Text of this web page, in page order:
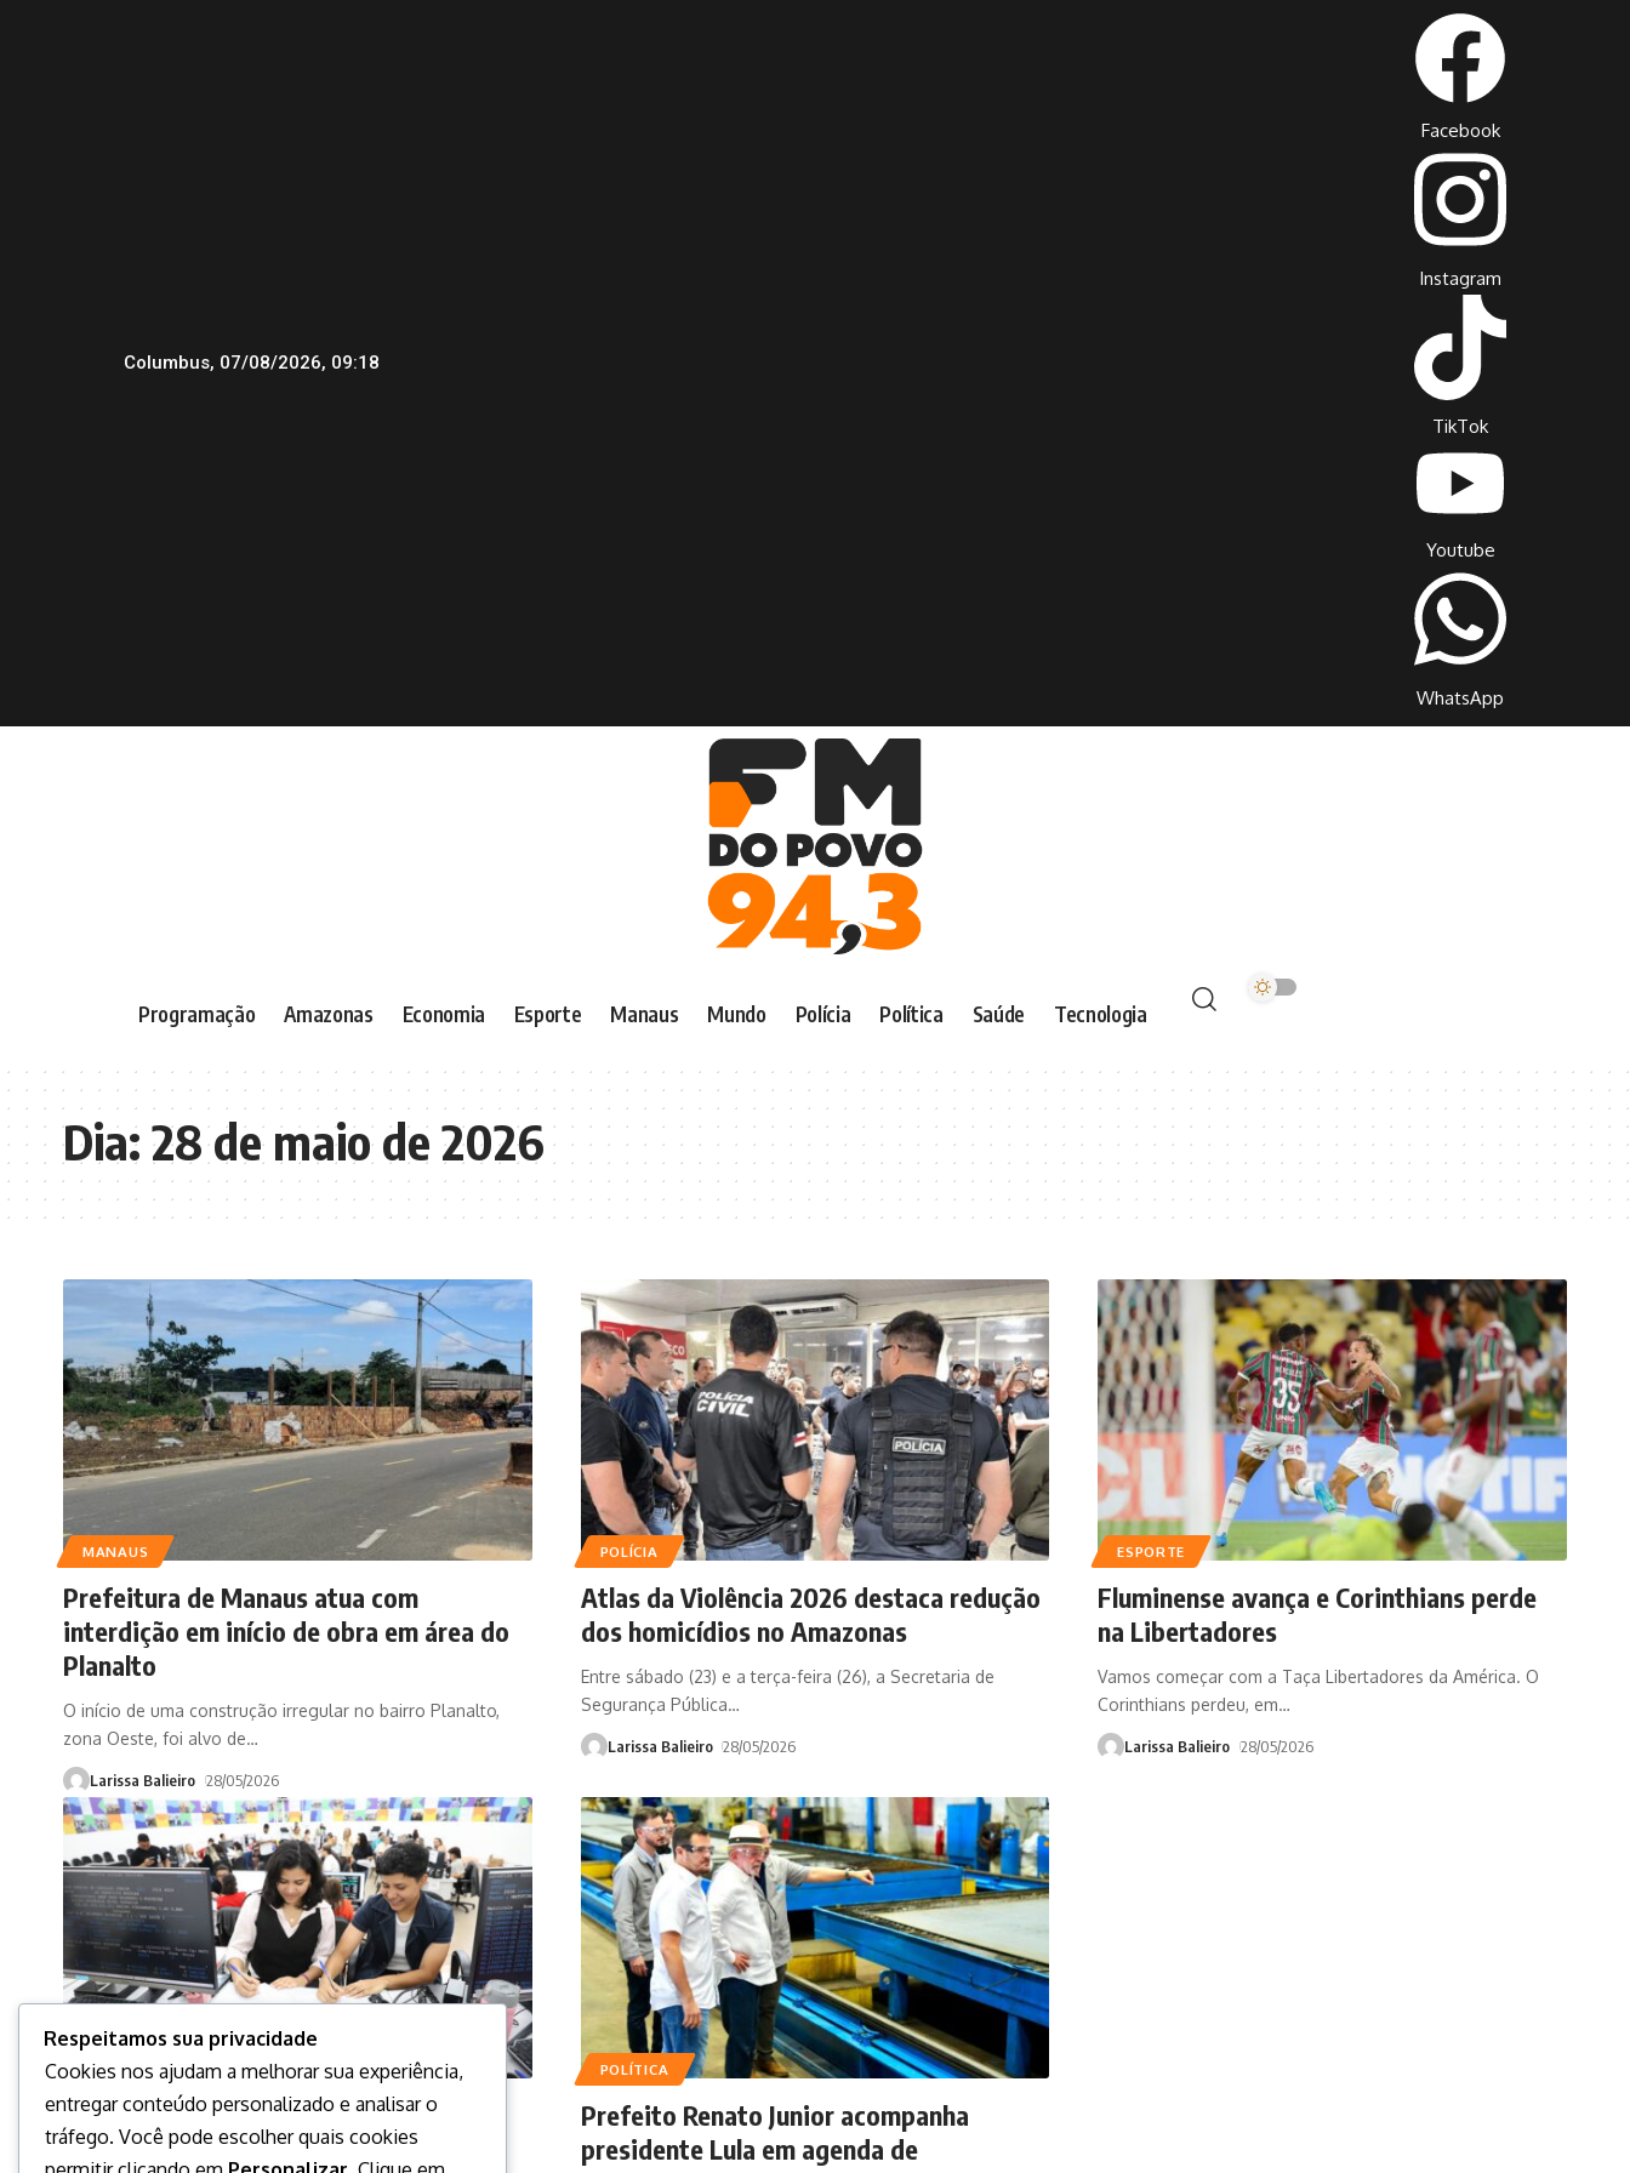
Columbus, 07/08/2026, 09:18
Facebook
Instagram
TikTok
Youtube
WhatsApp
Programação Amazonas Economia Esporte Manaus Mundo Polícia Política Saúde Tecnologia
Dia: 28 de maio de 2026
MANAUS
Prefeitura de Manaus atua com
interdição em início de obra em área do
Planalto
O início de uma construção irregular no bairro Planalto,
zona Oeste, foi alvo de…
Larissa Balieiro 28/05/2026
POLÍCIA
Atlas da Violência 2026 destaca redução
dos homicídios no Amazonas
Entre sábado (23) e a terça-feira (26), a Secretaria de
Segurança Pública…
Larissa Balieiro 28/05/2026
ESPORTE
Fluminense avança e Corinthians perde
na Libertadores
Vamos começar com a Taça Libertadores da América. O
Corinthians perdeu, em…
Larissa Balieiro 28/05/2026
MANAUS
Semed convoca 325 profissionais da
educação aprovados em concurso
POLÍTICA
Prefeito Renato Junior acompanha
presidente Lula em agenda de
Respeitamos sua privacidade
Cookies nos ajudam a melhorar sua experiência,
entregar conteúdo personalizado e analisar o
tráfego. Você pode escolher quais cookies